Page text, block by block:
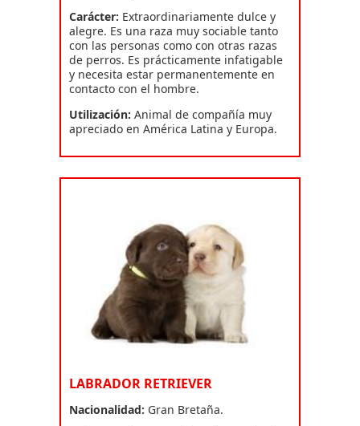
Carácter: Extraordinariamente dulce y
alegre. Es una raza muy sociable tanto
con las personas como con otras razas
de perros. Es prácticamente infatigable
y necesita estar permanentemente en
contacto con el hombre.
Utilización: Animal de compañía muy
apreciado en América Latina y Europa.
LABRADOR RETRIEVER
Nacionalidad: Gran Bretaña.